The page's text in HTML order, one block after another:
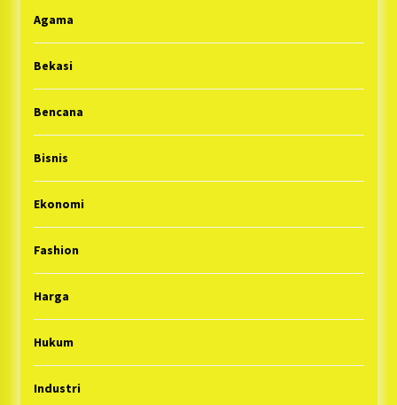
Agama
Bekasi
Bencana
Bisnis
Ekonomi
Fashion
Harga
Hukum
Industri